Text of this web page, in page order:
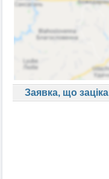
Заявка, що